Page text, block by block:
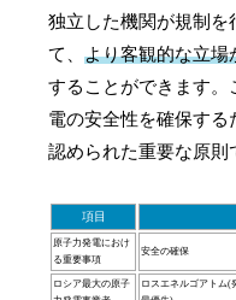
独立した機関が規制を
て、より客観的な立場
することができます。
電の安全性を確保する
認められた重要な原則
項目
原子力発電におけ
る重要事項
安全の確保
ロシア最大の原子
ロスエネルゴアトム(